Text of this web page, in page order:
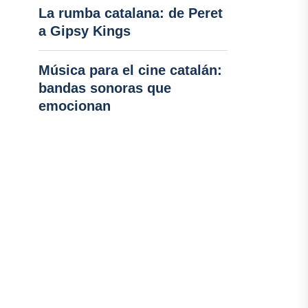
La rumba catalana: de Peret
a Gipsy Kings
Música para el cine catalán:
bandas sonoras que
emocionan